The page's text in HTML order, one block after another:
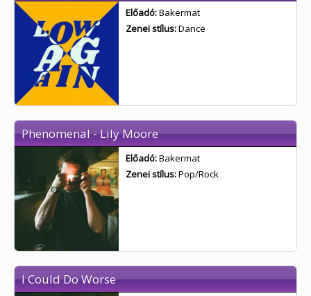
Előadó:Bakermat
Zenei stílus:Dance
Phenomenal - Lily Moore
Előadó:Bakermat
Zenei stílus:Pop/Rock
I Could Do Worse